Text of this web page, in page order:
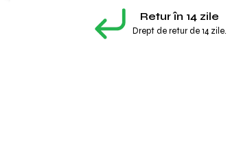
Retur în 14 zile
Drept de retur de 14 zile.